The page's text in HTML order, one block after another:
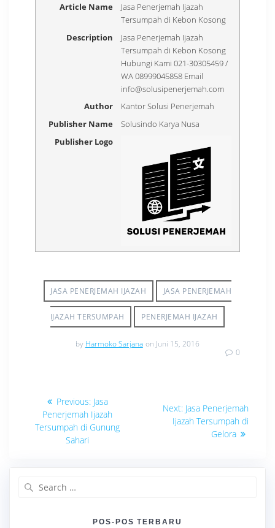
Article Name
Jasa Penerjemah Ijazah
Tersumpah di Kebon Kosong
Description
Jasa Penerjemah Ijazah
Tersumpah di Kebon Kosong
Hubungi Kami 021-30305459 /
WA 08999045858 Email
info@solusipenerjemah.com
Author
Kantor Solusi Penerjemah
Publisher Name
Solusindo Karya Nusa
Publisher Logo
JASA PENERJEMAH IJAZAH JASA PENERJEMAH
IJAZAH TERSUMPAH PENERJEMAH IJAZAH
by Harmoko Sarjana on Juni 15, 2016
0
Navigasi
pos
Previous: Previous
post:
Jasa
Penerjemah Ijazah
Tersumpah di Gunung
Sahari
Next: Next
post:
Jasa Penerjemah
Ijazah Tersumpah di
Gelora
POS-POS TERBARU